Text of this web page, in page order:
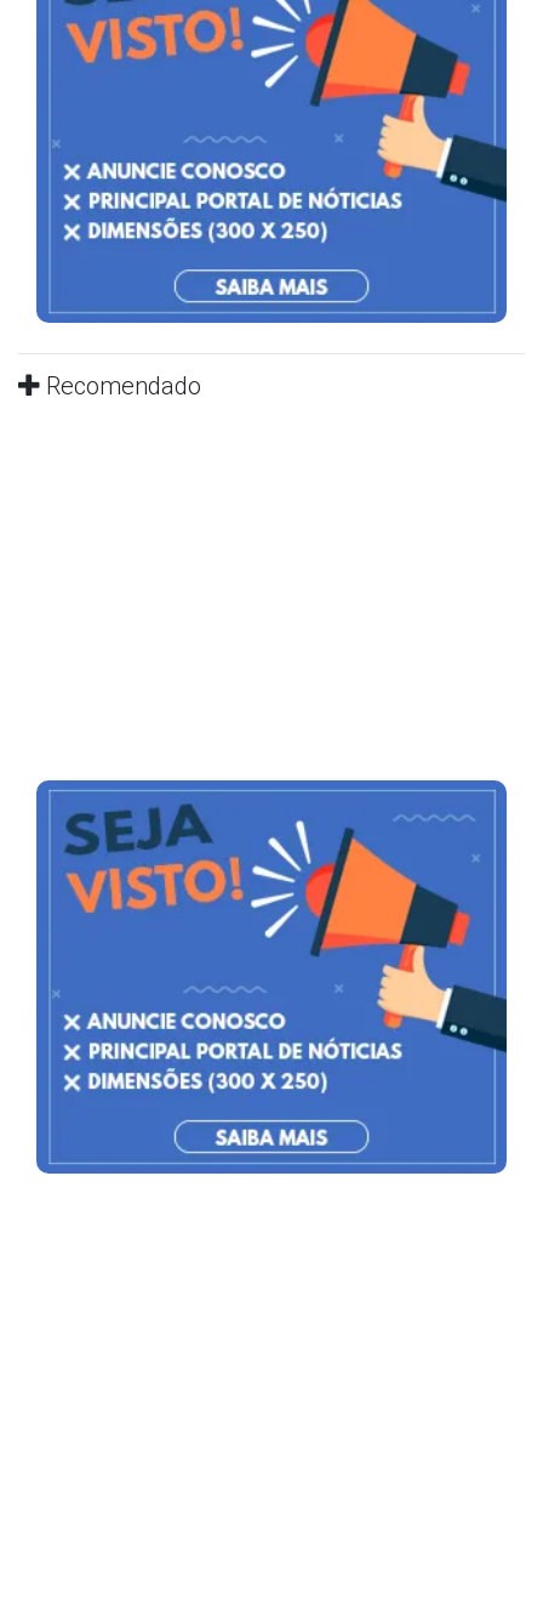
Recomendado